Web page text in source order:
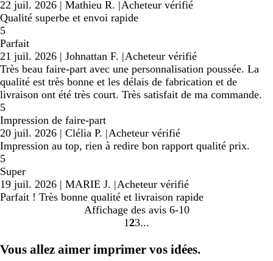
22 juil. 2026 | Mathieu R. |Acheteur vérifié
Qualité superbe et envoi rapide
5
Parfait
21 juil. 2026 | Johnattan F. |Acheteur vérifié
Très beau faire-part avec une personnalisation poussée. La
qualité est très bonne et les délais de fabrication et de
livraison ont été très court. Très satisfait de ma commande.
5
Impression de faire-part
20 juil. 2026 | Clélia P. |Acheteur vérifié
Impression au top, rien à redire bon rapport qualité prix.
5
Super
19 juil. 2026 | MARIE J. |Acheteur vérifié
Parfait ! Très bonne qualité et livraison rapide
Affichage des avis 6-10
Accéder
la
1 Accéder
la
2Accéder
la
3
Vous allez aimer imprimer vos idées.